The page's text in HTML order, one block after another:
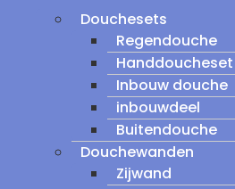
Douchesets
Regendouche
Handdoucheset
Inbouw douche
inbouwdeel
Buitendouche
Douchewanden
Zijwand